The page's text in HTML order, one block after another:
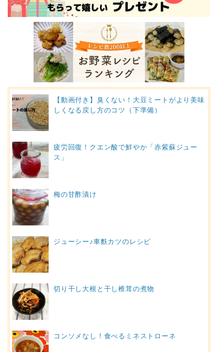
【動画付き】臭くない！大豆ミートがより美味
しくなる戻し方のコツ（下準備）
疲労回復！クエン酸で鮮やか「赤紫蘇ジュー
ス」
梅の甘酢漬け
ジューシー♪車麩カツのレシピ
切り干し大根と干し椎茸の煮物
コンソメなし！食べるミネストローネ